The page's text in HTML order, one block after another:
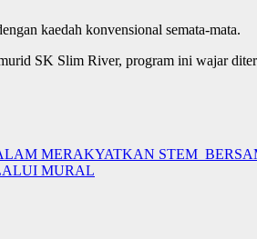
kaedah konvensional semata-mata.
SK Slim River, program ini wajar
MERAKYATKAN STEM
MURAL